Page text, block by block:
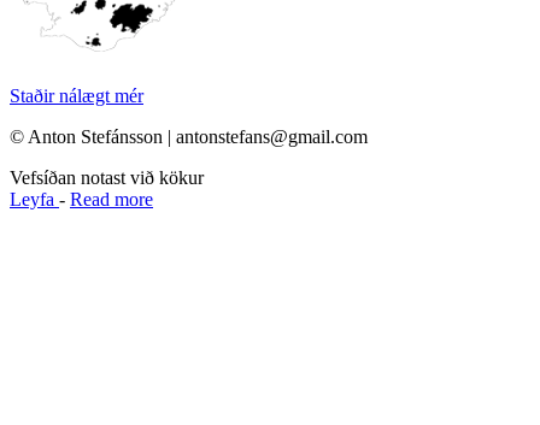
Staðir nálægt mér
© Anton Stefánsson | antonstefans@gmail.com
Vefsíðan notast við kökur
Leyfa - Read more